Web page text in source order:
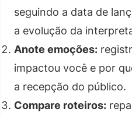
seguindo a data de
a evolução da
Anote emoções:
impactou você e por
a recepção do público.
Compare roteiros: